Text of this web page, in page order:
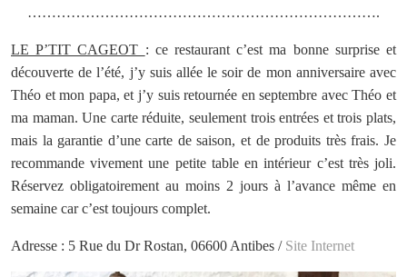
……………………………………………………………….
LE P’TIT CAGEOT : ce restaurant c’est ma bonne surprise et
découverte de l’été, j’y suis allée le soir de mon anniversaire avec
Théo et mon papa, et j’y suis retournée en septembre avec Théo et
ma maman. Une carte réduite, seulement trois entrées et trois plats,
mais la garantie d’une carte de saison, et de produits très frais. Je
recommande vivement une petite table en intérieur c’est très joli.
Réservez obligatoirement au moins 2 jours à l’avance même en
semaine car c’est toujours complet.
Adresse : 5 Rue du Dr Rostan, 06600 Antibes / Site Internet